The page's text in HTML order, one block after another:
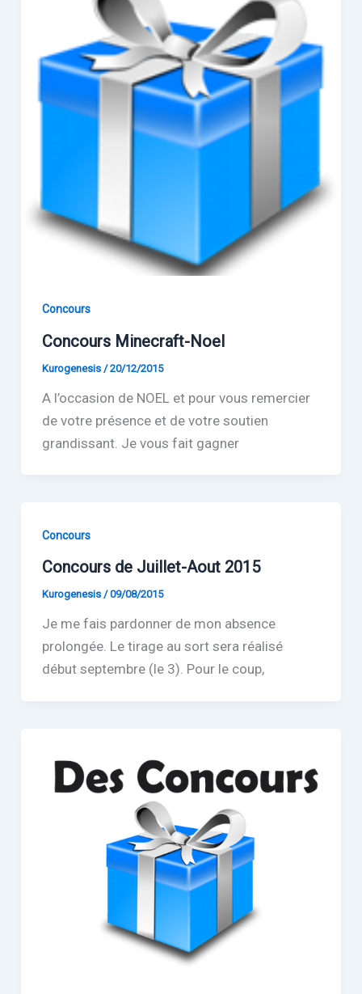
Concours
Concours Minecraft-Noel
Kurogenesis /20/12/2015
A l’occasion de NOEL et pour vous remercier
de votre présence et de votre soutien
grandissant. Je vous fait gagner
Concours
Concours de Juillet-Aout 2015
Kurogenesis /09/08/2015
Je me fais pardonner de mon absence
prolongée. Le tirage au sort sera réalisé
début septembre (le 3). Pour le coup,